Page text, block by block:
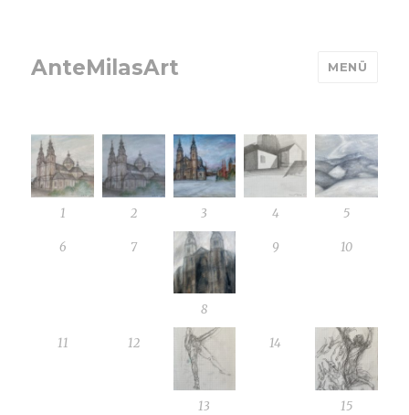
AnteMilasArt MENÜ
1 2 3 4 5
6 7
8
9 10
11 12
13
14
15